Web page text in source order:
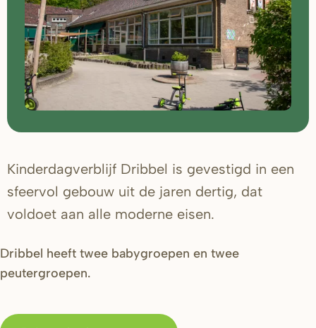
Kinderdagverblijf Dribbel is gevestigd in een
sfeervol gebouw uit de jaren dertig, dat
voldoet aan alle moderne eisen.
Dribbel heeft twee babygroepen en twee
peutergroepen.